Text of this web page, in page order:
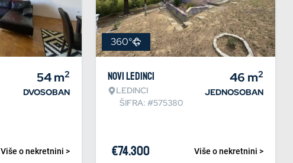
54m2
DVOSOBAN
Više o nekretnini >
360°
Novi Ledinci
LEDINCI
ŠIFRA: #575380
46 m2
JEDNOSOBAN
Više o nekretnini >
€74.300